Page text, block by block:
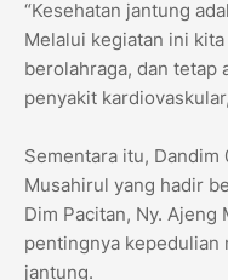
“Kesehatan jantung
Melalui kegiatan ini
berolahraga, dan tetap
penyakit
Sementara itu, Dandim
Musahirul yang hadir
Dim Pacitan, Ny. Ajeng
pentingnya kepedulian
jantung.